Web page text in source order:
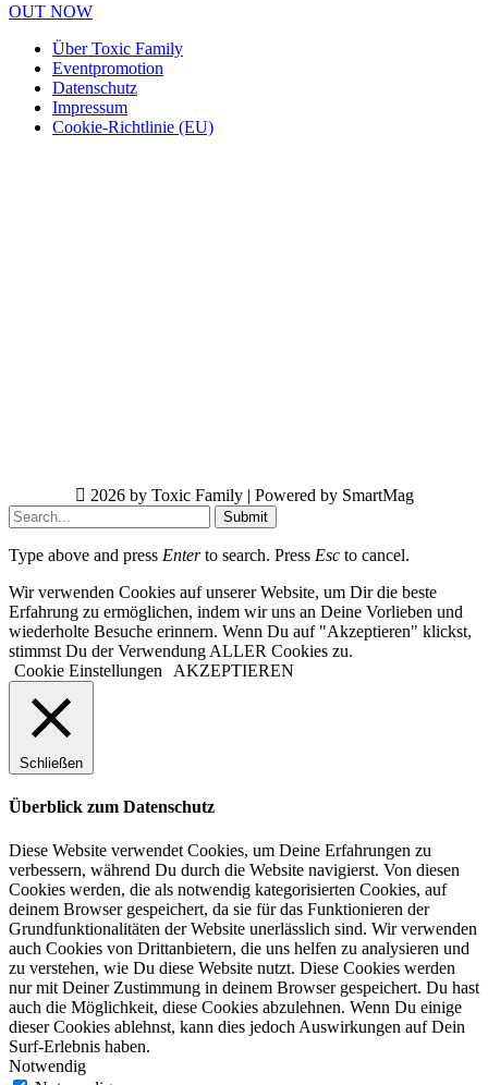
OUT NOW
Über Toxic Family
Eventpromotion
Datenschutz
Impressum
Cookie-Richtlinie (EU)
2026 by Toxic Family | Powered by SmartMag
Submit
Type above and press Enterto search. Press Esc to cancel.
Wir verwenden Cookies auf unserer Website, um Dir die beste
Erfahrung zu ermöglichen, indem wir uns an Deine Vorlieben und
wiederholte Besuche erinnern. Wenn Du auf "Akzeptieren" klickst,
stimmst Du der Verwendung ALLER Cookies zu.
Cookie Einstellungen
AKZEPTIEREN
Schließen
Überblick zum Datenschutz
Diese Website verwendet Cookies, um Deine Erfahrungen zu
verbessern, während Du durch die Website navigierst. Von diesen
Cookies werden, die als notwendig kategorisierten Cookies, auf
deinem Browser gespeichert, da sie für das Funktionieren der
Grundfunktionalitäten der Website unerlässlich sind. Wir verwenden
auch Cookies von Drittanbietern, die uns helfen zu analysieren und
zu verstehen, wie Du diese Website nutzt. Diese Cookies werden
nur mit Deiner Zustimmung in deinem Browser gespeichert. Du hast
auch die Möglichkeit, diese Cookies abzulehnen. Wenn Du einige
dieser Cookies ablehnst, kann dies jedoch Auswirkungen auf Dein
Surf-Erlebnis haben.
Notwendig